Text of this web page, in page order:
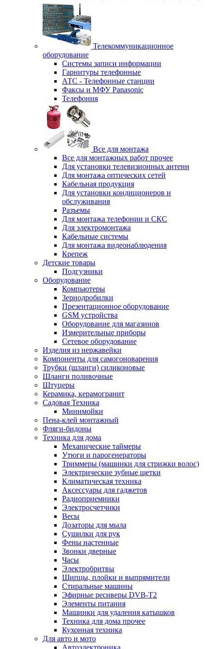
Телекоммуникационное
оборудование
Системы записи информации
Гарнитуры телефонные
АТС - Телефонные станции
Факсы и МФУ Panasonic
Телефония
Все для монтажа
Все для монтажных работ прочее
Для установки телевизионных антенн
Для монтажа оптических сетей
Кабельная продукция
Для установки кондиционеров и
обслуживания
Разъемы
Для монтажа телефонии и СКС
Для электромонтажа
Кабельные системы
Для монтажа видеонаблюдения
Крепеж
Детские товары
Подгузники
Оборудование
Компьютеры
Зернодробилки
Презентационное оборудование
GSM устройства
Оборудование для магазинов
Измерительные приборы
Сетевое оборудование
Изделия из нержавейки
Компоненты для самогоноварения
Трубки (шланги) силиконовые
Шланги поливочные
Штуцеры
Керамика, керамогранит
Садовая Техника
Минимойки
Пена-клей монтажный
Фляги-бидоны
Техника для дома
Механические таймеры
Утюги и парогенераторы
Триммеры (машинки для стрижки волос)
Электрические зубные щетки
Климатическая техника
Аксессуары для гаджетов
Радиоприемники
Электросчетчики
Весы
Дозаторы для мыла
Сушилки для рук
Фены настенные
Звонки дверные
Часы
Электробритвы
Щипцы, плойки и выпрямители
Стиральные машины
Эфирные ресиверы DVB-T2
Элементы питания
Машинки для удаления катышков
Техника для дома прочее
Кухонная техника
Для авто и мото
Автоэлектроника